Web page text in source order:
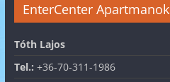
EnterCenter Apartmanok
Tóth Lajos
Tel.: +36-70-311-1986